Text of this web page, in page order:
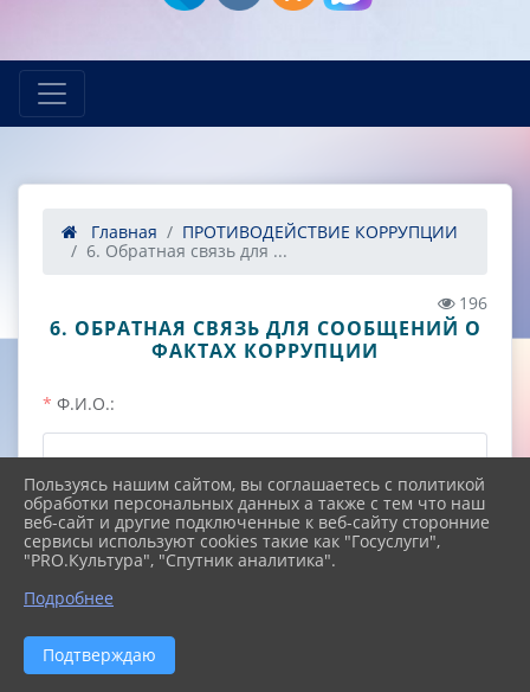
Главная
ПРОТИВОДЕЙСТВИЕ КОРРУПЦИИ
6. Обратная связь для ...
196
6. ОБРАТНАЯ СВЯЗЬ ДЛЯ СООБЩЕНИЙ О
ФАКТАХ КОРРУПЦИИ
Ф.И.О.:
E-mail :
Пользуясь нашим сайтом, вы соглашаетесь с политикой
обработки персональных данных а также с тем что наш
веб-сайт и другие подключенные к веб-сайту сторонние
сервисы используют cookies такие как "Госуслуги",
"PRO.Культура", "Спутник аналитика".
Подробнее
Подтверждаю